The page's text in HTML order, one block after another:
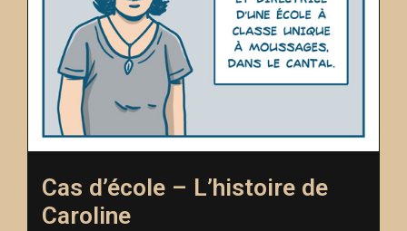
Cas d’école – L’histoire de
Caroline